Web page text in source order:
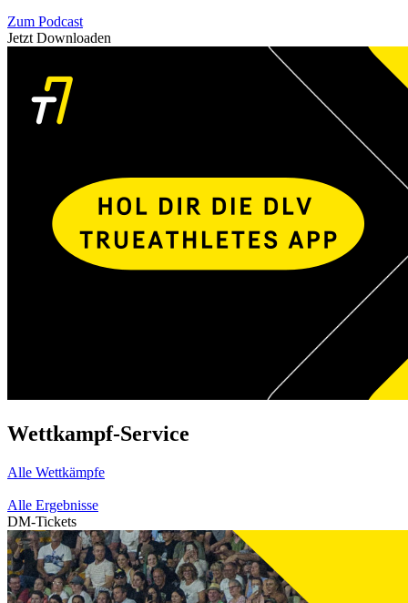
Zum Podcast
Jetzt Downloaden
Wettkampf-Service
Alle Wettkämpfe
Alle Ergebnisse
DM-Tickets